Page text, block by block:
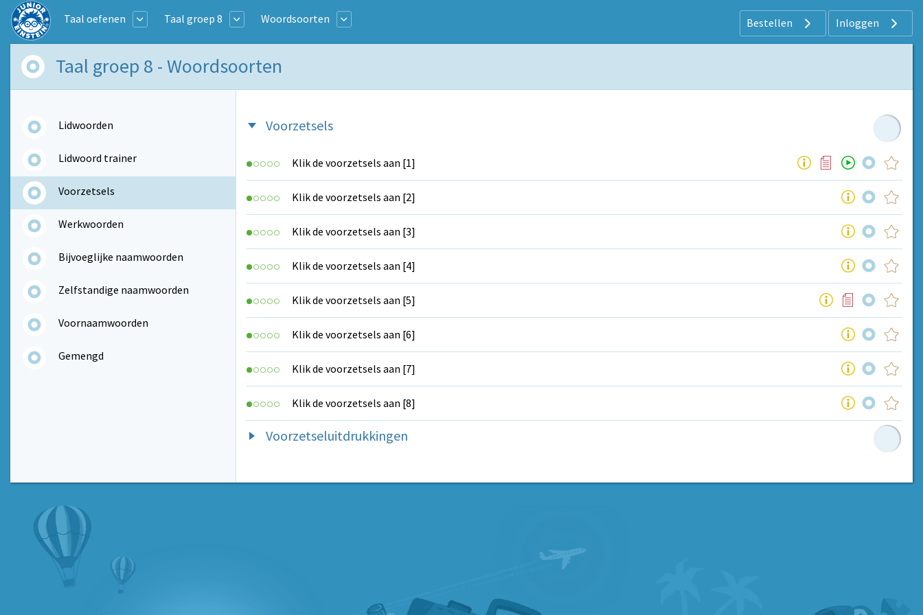
Taal oefenen Taal groep 8 Woordsoorten Bestellen Inloggen
Taal groep 8 - Woordsoorten
Lidwoorden
Lidwoord trainer
Voorzetsels
Werkwoorden
Bijvoeglijke naamwoorden
Zelfstandige naamwoorden
Voornaamwoorden
Gemengd
Voorzetsels
Klik de voorzetsels aan [1]
Klik de voorzetsels aan [2]
Klik de voorzetsels aan [3]
Klik de voorzetsels aan [4]
Klik de voorzetsels aan [5]
Klik de voorzetsels aan [6]
Klik de voorzetsels aan [7]
Klik de voorzetsels aan [8]
Voorzetseluitdrukkingen